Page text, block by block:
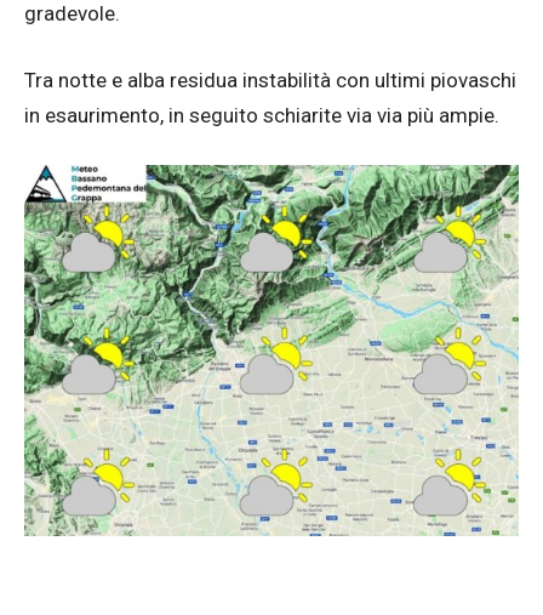
gradevole.
Tra notte e alba residua instabilità con ultimi piovaschi
in esaurimento, in seguito schiarite via via più ampie.